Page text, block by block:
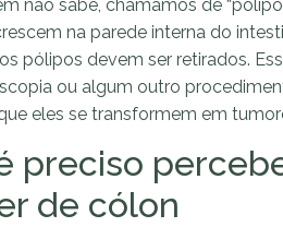
não sabe, chamamos de
na parede interna do
pólipos devem ser retirados.
ou algum outro
eles se transformem em
preciso
de cólon